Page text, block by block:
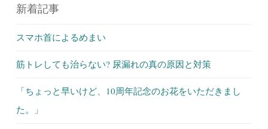
新着記事
スマホ首によるめまい
筋トレしても治らない? 尿漏れの真の原因と対策
「ちょっと早いけど、10周年記念のお花をいただきまし
た。」